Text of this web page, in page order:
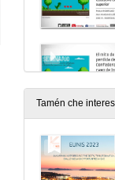
Tamén che